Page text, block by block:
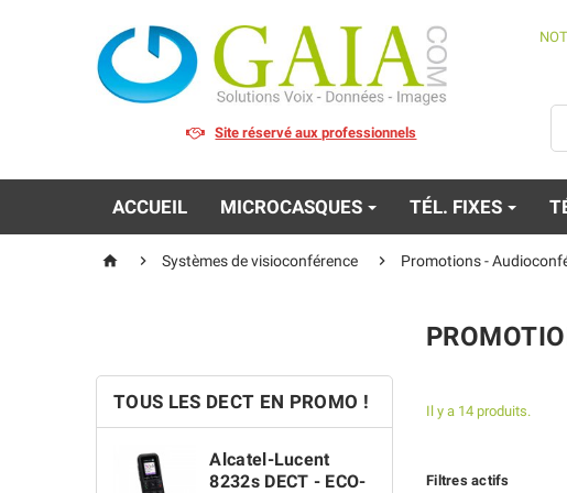
Site réservé aux professionnels
ACCUEIL MICROCASQUES TÉL. FIXES
  Systèmes de visioconférence  Promotions -
TOUS LES DECT EN PROMO !
Alcatel-Lucent
8232s DECT - ECO-
Il y a 14 produits.
Filtres actifs